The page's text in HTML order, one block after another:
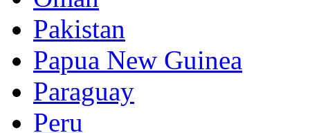
Pakistan
Papua New Guinea
Paraguay
Peru